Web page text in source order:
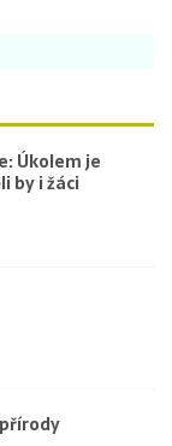
Úkolem je
by i žáci